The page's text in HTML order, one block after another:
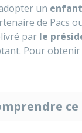
un
de Pacs
par le
Pour